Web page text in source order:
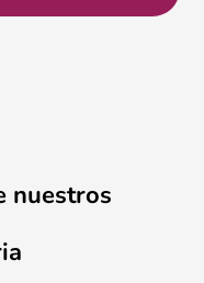
nuestros